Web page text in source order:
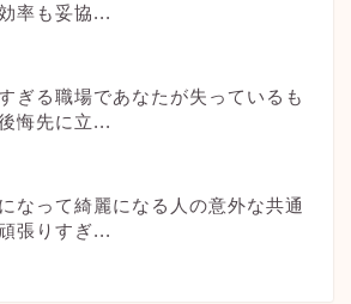
率も妥協...
ぎる職場であなたが失っているも
悔先に立...
なって綺麗になる人の意外な共通
張りすぎ...